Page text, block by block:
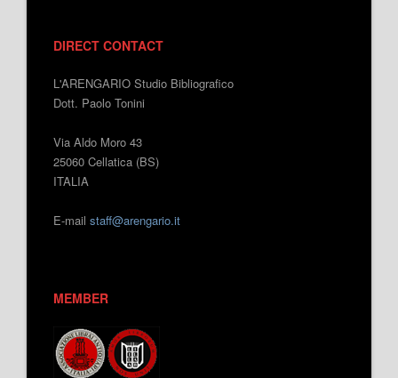
DIRECT CONTACT
L'ARENGARIO Studio Bibliografico
Dott. Paolo Tonini
Via Aldo Moro 43
25060 Cellatica (BS)
ITALIA
E-mail staff@arengario.it
MEMBER